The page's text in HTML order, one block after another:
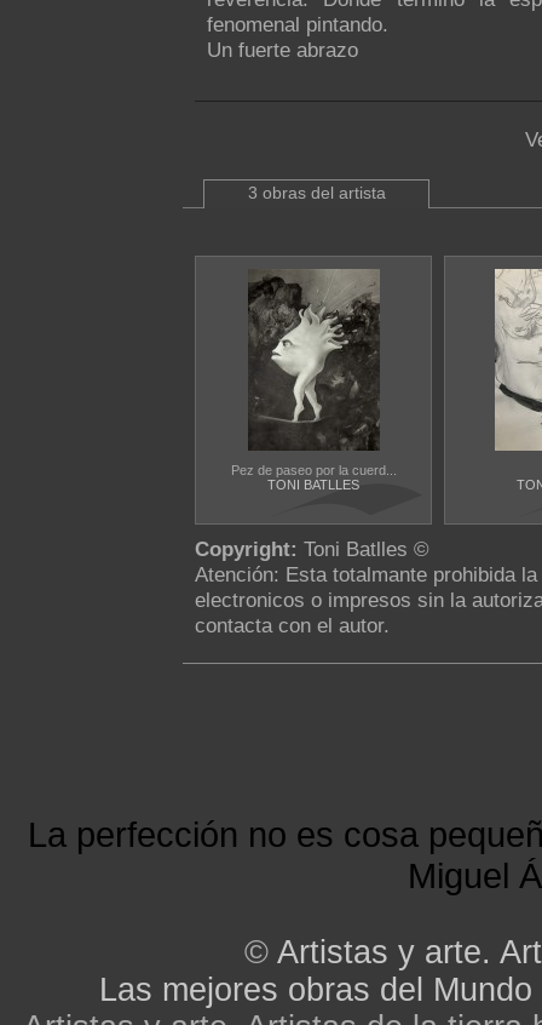
fenomenal pintando.
Un fuerte abrazo
3 obras del artista
Pez de paseo por la cuerd...
TONI BATLLES
Copyright: Toni Batlles ©
Atención: Esta totalmante prohibida
electronicos o impresos sin la
contacta con el autor.
La perfección no es cosa
Miguel
© Artistas y arte.
Las mejores obras del Mundo